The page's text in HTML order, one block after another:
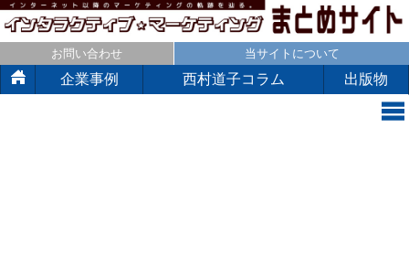
お問い合わせ 当サイトについて
企業事例 西村道子コラム 出版物